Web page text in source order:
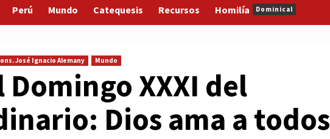
Perú Mundo Catequesis Recursos Homilía Dominical
José Ignacio Alemany Mundo
XXXI del
Dios ama a todos